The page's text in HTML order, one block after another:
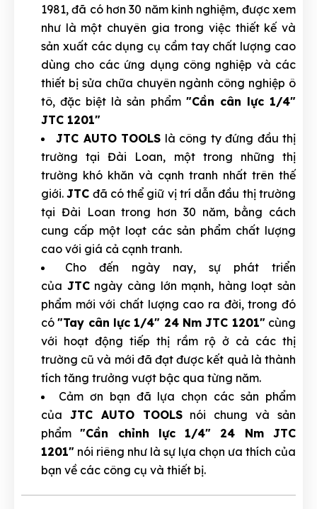
1981, đã có hơn 30 năm kinh nghiệm, được xem
như là một chuyên gia trong việc thiết kế và
sản xuất các dụng cụ cầm tay chất lượng cao
dùng cho các ứng dụng công nghiệp và các
thiết bị sửa chữa chuyên ngành công nghiệp ô
tô, đặc biệt là sản phẩm "Cần cân lực 1/4"
JTC 1201"
JTC AUTO TOOLS là công ty đứng đầu thị
trường tại Đài Loan, một trong những thị
trường khó khăn và cạnh tranh nhất trên thế
giới.JTC đã có thể giữ vị trí dẫn đầu thị trường
tại Đài Loan trong hơn 30 năm, bằng cách
cung cấp một loạt các sản phẩm chất lượng
cao với giá cả cạnh tranh.
Cho đến ngày nay, sự phát triển
của JTCngày càng lớn mạnh, hàng loạt sản
phẩm mới với chất lượng cao ra đời, trong đó
có"Tay cân lực 1/4" 24 Nm JTC 1201"cùng
với hoạt động tiếp thị rầm rộ ở cả các thị
trường cũ và mới đã đạt được kết quả là thành
tích tăng trưởng vượt bậc qua từng năm.
Cảm ơn bạn đã lựa chọn các sản phẩm
của JTC AUTO TOOLSnói chung và sản
phẩm"Cần chỉnh lực 1/4" 24 Nm JTC
1201" nói riêng như là sự lựa chọn ưa thích của
bạn về các công cụ và thiết bị.